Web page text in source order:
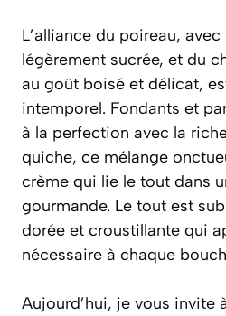
L’alliance du poireau,
légèrement sucrée, et du
au goût boisé et délicat,
intemporel. Fondants et
à la perfection avec la
quiche, ce mélange
crème qui lie le tout dans
gourmande. Le tout est
dorée et croustillante qui
nécessaire à chaque
Aujourd’hui, je vous invite